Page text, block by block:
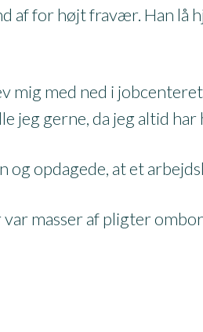
af for højt fravær. Han lå
mig med ned i
jeg gerne, da jeg altid
og opdagede, at et
masser af pligter